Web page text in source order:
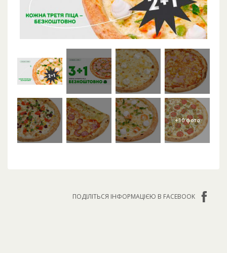
ПОДІЛІТЬСЯ ІНФОРМАЦІЄЮ В FACEBOOK